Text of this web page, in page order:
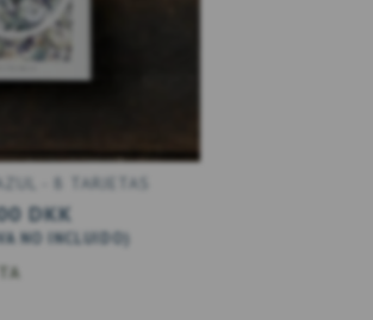
- 8 TARJETAS
DKK
NO INCLUIDO)